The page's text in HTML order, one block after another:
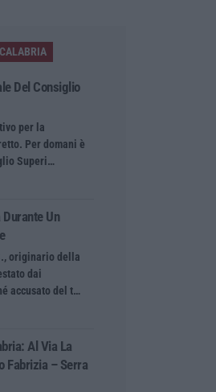
Del Consiglio
per la
Per domani è
Superi…
Un
originario della
dai
accusato del t…
Al Via La
Fabrizia – Serra